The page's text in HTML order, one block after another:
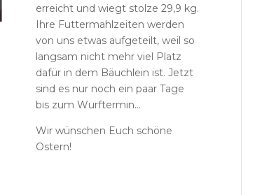
erreicht und wiegt stolze 29,9 kg.
Ihre Futtermahlzeiten werden
von uns etwas aufgeteilt, weil so
langsam nicht mehr viel Platz
dafür in dem Bäuchlein ist. Jetzt
sind es nur noch ein paar Tage
bis zum Wurftermin…
Wir wünschen Euch schöne
Ostern!